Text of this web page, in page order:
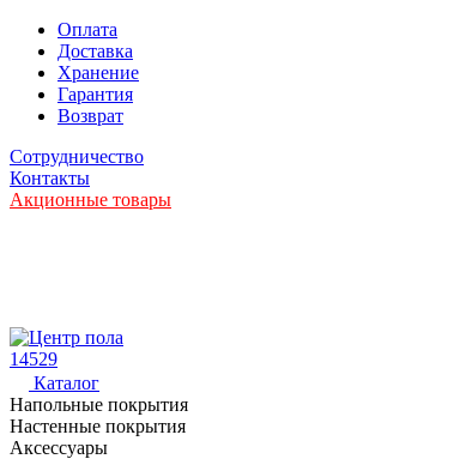
Оплата
Доставка
Хранение
Гарантия
Возврат
Сотрудничество
Контакты
Акционные товары
14529
Каталог
Напольные покрытия
Настенные покрытия
Аксессуары